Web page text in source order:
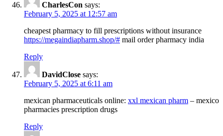
CharlesCon says:
February 5, 2025 at 12:57 am
cheapest pharmacy to fill prescriptions without insurance
https://megaindiapharm.shop/# mail order pharmacy india
Reply
DavidClose says:
February 5, 2025 at 6:11 am
mexican pharmaceuticals online: xxl mexican pharm – mexico
pharmacies prescription drugs
Reply